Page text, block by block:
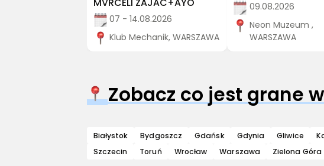
07 - 14.08.2026
Klub Mechanik, WARSZAWA
09.08.2026
Neon Muzeum ,
WARSZAWA
Zobacz co jest grane
Białystok Bydgoszcz Gdańsk Gdynia Gliwice
Szczecin
Toruń Wrocław Warszawa Zielona Góra